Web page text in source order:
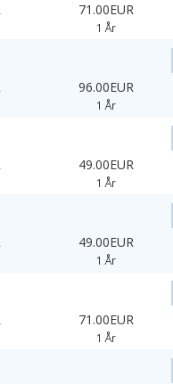
71.00EUR
1 År
96.00EUR
1 År
49.00EUR
1 År
49.00EUR
1 År
71.00EUR
1 År